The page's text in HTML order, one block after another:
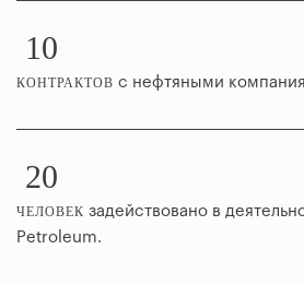
10
КОНТРАКТОВ с нефтяными
20
ЧЕЛОВЕК задействовано в
Petroleum.